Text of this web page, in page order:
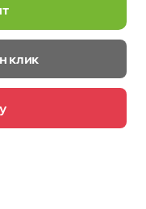
клик